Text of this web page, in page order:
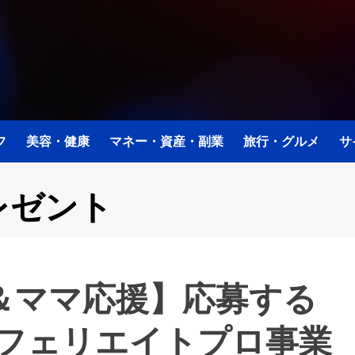
美容・健康 マネー・資産・副業 旅行・グルメ サ
ント
マ応援】応募する
ェリエイトプロ事業